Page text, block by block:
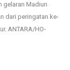
gelaran Madiun
dari peringatan ke-
ANTARA/HO-